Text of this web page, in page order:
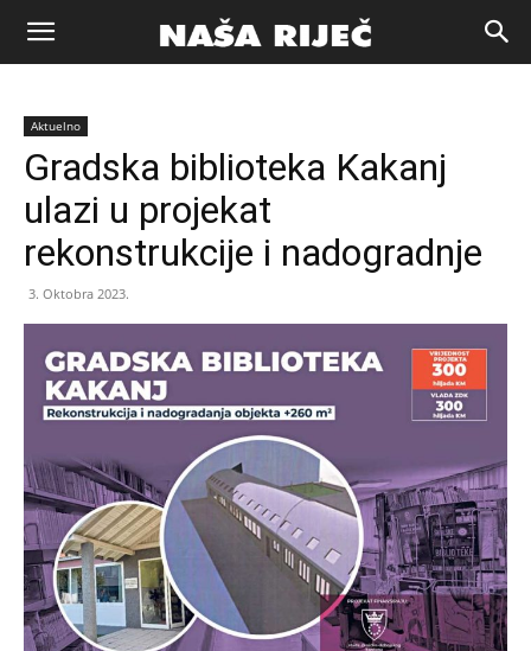
Naša
riječ
Aktuelno
Gradska biblioteka Kakanj
ulazi u projekat
rekonstrukcije i nadogradnje
3. Oktobra 2023.